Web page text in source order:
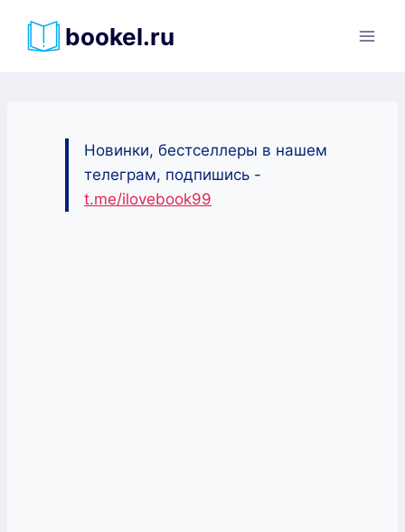
bookel.ru
Новинки, бестселлеры в нашем
телеграм, подпишись -
t.me/ilovebook99